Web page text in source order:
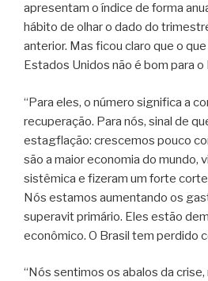
apresentam o índice de forma
hábito de olhar o dado do
anterior. Mas ficou claro que o
Estados Unidos não é bom para o
“Para eles, o número significa a
recuperação. Para nós, sinal de
estagflação: crescemos pouco
são a maior economia do mundo,
sistêmica e fizeram um forte
Nós estamos aumentando os
superavit primário. Eles estão
econômico. O Brasil tem perdido
“Nós sentimos os abalos da